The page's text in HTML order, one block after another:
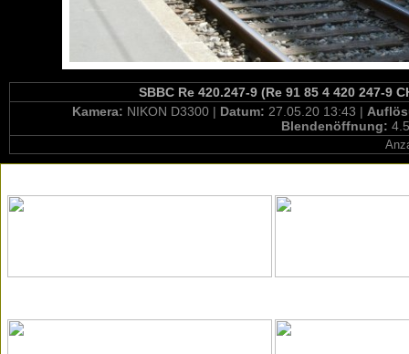
SBBC Re 420.247-9 (Re 91 85 4 420 247-9
Kamera: NIKON D3300 | Datum: 27.05.20 13:43 |
Blendenöffnung: